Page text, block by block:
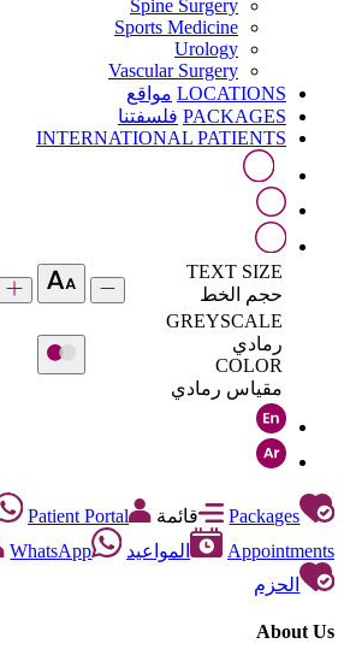
Spine Surgery
Sports Medicine
Urology
Vascular Surgery
LOCATIONS مواقع
PACKAGES فلسفتنا
INTERNATIONAL PATIENTS
TEXT SIZE
حجم الخط
GREYSCALE
رمادي
COLOR
مقياس رمادي
Packages قائمة Patient Portal
Appointments
المواعيد WhatsApp
الحزم
About Us